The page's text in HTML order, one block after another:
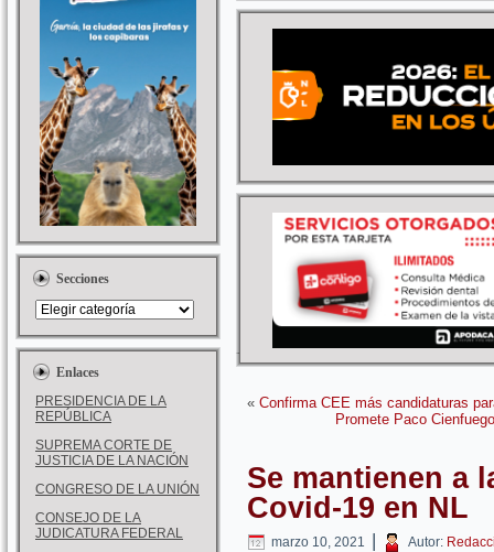
Secciones
Enlaces
PRESIDENCIA DE LA
REPÚBLICA
SUPREMA CORTE DE
JUSTICIA DE LA NACIÓN
CONGRESO DE LA UNIÓN
CONSEJO DE LA
JUDICATURA FEDERAL
« Confirma CEE más candidaturas
Promete Paco
Se mantienen a
Covid-19 en NL
marzo 10, 2021 | Autor: